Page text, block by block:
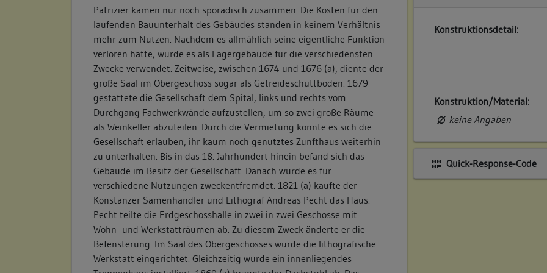
Patrizier kamen nur noch sporadisch zusammen. Die Kosten für den
laufenden Bauunterhalt des Gebäudes standen in keinem Verhältnis
mehr zum Nutzen. Nachdem es allmählich seine eigentliche Funktion
verloren hatte, wurde es als Lagergebäude für die verschiedensten
Zwecke verwendet. Zeitweise, zwischen 1674 und 1676 (a), diente der
große Saal im Obergeschoss sogar als Getreideschüttboden. 1679
gestattete die Gesellschaft dem Spital, links und rechts vom
Durchgang Fachwerkwände aufzustellen, um so zwei große Räume
als Weinkeller abzuteilen. Durch die Vermietung konnte es sich die
Gesellschaft erlauben, ihr kaum noch genutztes Zunfthaus weiterhin
zu unterhalten. Bis in das 18. Jahrhundert hinein befand sich das
Gebäude im Besitz der Gesellschaft. Danach wurde es für
verschiedene Nutzungen zweckentfremdet. 1821 (a) kaufte der
Konstanzer Samenhändler und Lithograf Andreas Pecht das Haus.
Pecht teilte die Erdgeschosshalle in zwei in zwei Geschosse mit
Wohn- und Werkstatträumen ab. Zu diesem Zweck änderte er die
Befensterung. Im Saal des Obergeschosses wurde die lithografische
Werkstatt eingerichtet. Gleichzeitig wurde ein innenliegendes
Aufzeichnungen vor.
im Jahr 1821 lassen sich
Brandabdruck auf der
keine Angaben
Bestand/Ausstattung:
keine Angaben
Konstruktionsdetail:
Konstruktion/Material:
keine Angaben
Quick-Response-Code